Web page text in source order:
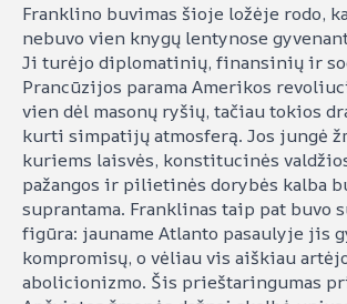
Franklino buvimas šioje ložėje rodo,
nebuvo vien knygų lentynose
Ji turėjo diplomatinių, finansinių ir
Prancūzijos parama Amerikos
vien dėl masonų ryšių, tačiau tokios
kurti simpatijų atmosferą. Jos jungė
kuriems laisvės, konstitucinės
pažangos ir pilietinės dorybės kalba
suprantama. Franklinas taip pat buvo
figūra: jauname Atlanto pasaulyje jis
kompromisų, o vėliau vis aiškiau
abolicionizmo. Šis prieštaringumas